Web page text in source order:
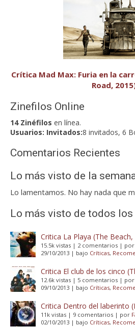
Crítica Mad Max: Furia en la
Road,
Zinefilos Online
14 Zinéfilos en línea.
Usuarios: Invitados:8 invitados, 6
Comentarios Recientes
Lo más visto de la
Lo lamentamos. No hay nada que
Lo más visto de todos
Critica La Playa (The Beach,
15.5k vistas | 2 comentarios | por
29/10/2013 | bajo Críticas,
Critica El club de los cinco
12.6k vistas | 5 comentarios | por
09/10/2013 | bajo Críticas,
Critica Dentro del laberinto
11k vistas | 9 comentarios | por
02/10/2013 | bajo Críticas,